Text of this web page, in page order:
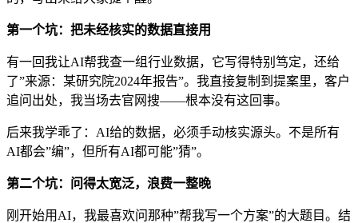
第一个坑：把未经核实的数据直接用
有一回我让AI帮我查一组行业数据，它写得特别笃定，还给
了”来源：某研究院2024年报告”。我直接复制到提案里，客户
追问出处，我当场去官网搜——根本没有这回事。
后来我学乖了：AI给的数据，必须手动核实源头。不是所有
AI都会”编”，但所有AI都可能”猜”。
第二个坑：问得太宽泛，浪费一整晚
刚开始用AI，我最喜欢问那种”帮我写一个方案”的大题目。结